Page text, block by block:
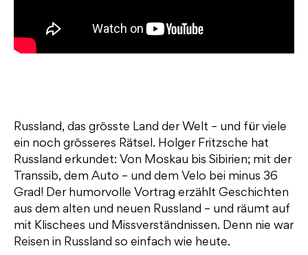
Russland, das grösste Land der Welt – und für viele
ein noch grösseres Rätsel. Holger Fritzsche hat
Russland erkundet: Von Moskau bis Sibirien; mit der
Transsib, dem Auto – und dem Velo bei minus 36
Grad! Der humorvolle Vortrag erzählt Geschichten
aus dem alten und neuen Russland – und räumt auf
mit Klischees und Missverständnissen. Denn nie war
Reisen in Russland so einfach wie heute.